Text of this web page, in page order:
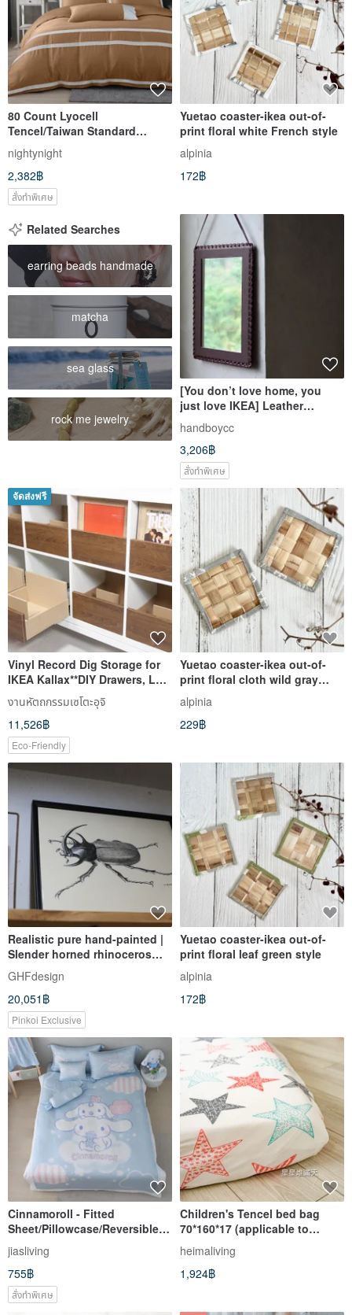
80 Count Lyocell
Tencel/Taiwan Standard
European Standard Bed Bag
Pillowcase Thin Duvet Cover
Duvet Cover/Cherry Brown
nightynight
2,382฿
สั่งทำพิเศษ
Yuetao coaster-ikea out-of-
print floral white French style
alpinia
172฿
Related Searches
earring beads handmade
matcha
sea glass
rock me jewelry
[You don’t love home, you
just love IKEA] Leather
hanging mirror cowhide
hanging mirror weaving
process
handboycc
3,206฿
สั่งทำพิเศษ
จัดส่งฟรี
Vinyl Record Dig Storage for
IKEA Kallax**DIY Drawers, LP
Cabinet, Dj Insert Box
งานหัตถกรรมเซโตะอุจิ
11,526฿
Eco-Friendly
Yuetao coaster-ikea out-of-
print floral cloth wild gray
style
alpinia
229฿
Realistic pure hand-painted |
Slender horned rhinoceros
scarab beetle | Natural | IKEA
frame included
GHFdesign
20,051฿
Pinkoi Exclusive
Yuetao coaster-ikea out-of-
print floral leaf green style
alpinia
172฿
Cinnamoroll - Fitted
Sheet/Pillowcase/Reversible
Duvet - Cloud Paradise - Fits
IKEA 200cm Length - Made in
Taiwan
jiasliving
755฿
สั่งทำพิเศษ
Children's Tencel bed bag
70*160*17 (applicable to
general children/IKEA
children's size non-extended
type)
heimaliving
1,924฿